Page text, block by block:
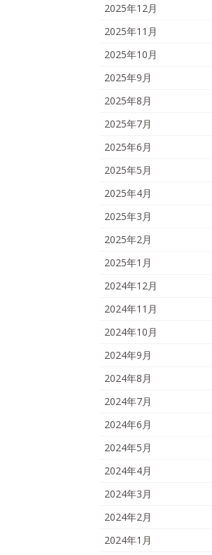
2025年12月
2025年11月
2025年10月
2025年9月
2025年8月
2025年7月
2025年6月
2025年5月
2025年4月
2025年3月
2025年2月
2025年1月
2024年12月
2024年11月
2024年10月
2024年9月
2024年8月
2024年7月
2024年6月
2024年5月
2024年4月
2024年3月
2024年2月
2024年1月